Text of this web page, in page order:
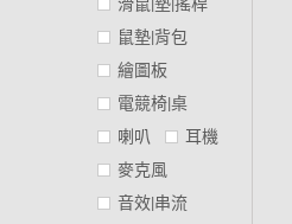
鼠墊|背包
繪圖板
電競椅|桌
喇叭
耳機
麥克風
音效|串流